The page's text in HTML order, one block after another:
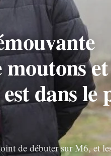
dans le
de débuter sur M6, et